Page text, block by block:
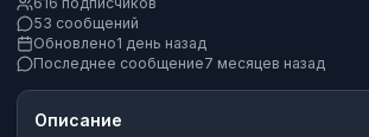
53 сообщений
Обновлено1 день назад
Последнее сообщение7 месяцев назад
Описание